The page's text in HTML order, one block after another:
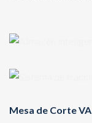
Mesa de Corte VA